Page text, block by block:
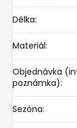
Délka:
Materiál:
Objednávka
poznámka):
Sezóna: